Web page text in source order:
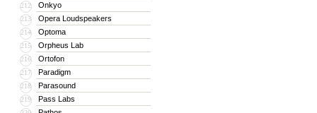
212 Onkyo
213 Opera Loudspeakers
214 Optoma
215 Orpheus Lab
216 Ortofon
217 Paradigm
218 Parasound
219 Pass Labs